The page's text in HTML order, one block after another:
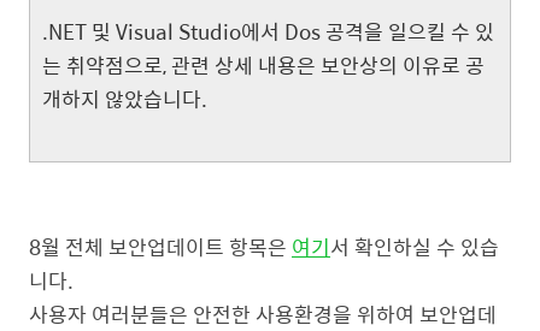
.NET및 Visual Studio에서 Dos공격을 일으킬 수 있
는 취약점으로, 관련 상세 내용은 보안상의 이유로 공
개하지 않았습니다.
8월 전체 보안업데이트 항목은 여기서 확인하실 수 있습
니다.
사용자 여러분들은 안전한 사용환경을 위하여 보안업데